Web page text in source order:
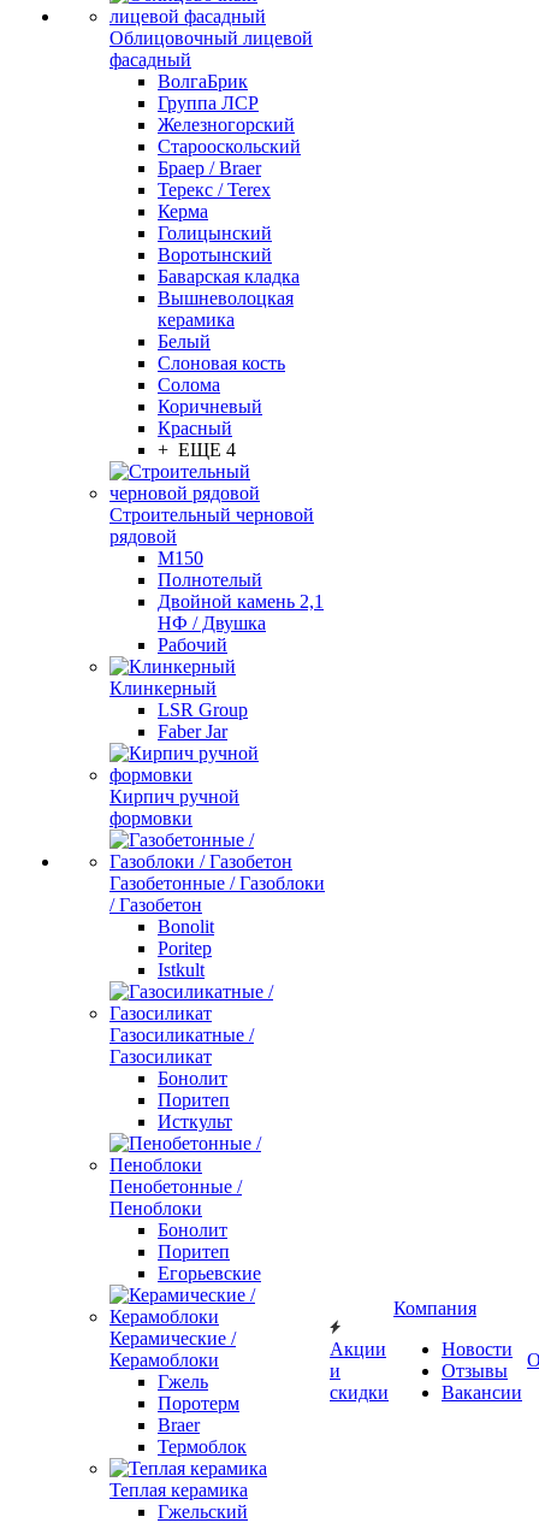
Облицовочный лицевой
фасадный
ВолгаБрик
Группа ЛСР
Железногорский
Старооскольский
Браер / Braer
Терекс / Terex
Керма
Голицынский
Воротынский
Баварская кладка
Вышневолоцкая
керамика
Белый
Слоновая кость
Солома
Коричневый
Красный
+ ЕЩЕ 4
Строительный черновой
рядовой
М150
Полнотелый
Двойной камень 2,1
НФ / Двушка
Рабочий
Клинкерный
LSR Group
Faber Jar
Кирпич ручной
формовки
Газобетонные / Газоблоки
/ Газобетон
Bonolit
Poritep
Istkult
Газосиликатные /
Газосиликат
Бонолит
Поритеп
Исткульт
Пенобетонные /
Пеноблоки
Бонолит
Поритеп
Егорьевские
Керамические /
Керамоблоки
Гжель
Поротерм
Braer
Термоблок
Теплая керамика
Гжельский
Акции
и
скидки
Компания
Новости
Отзывы
Вакансии